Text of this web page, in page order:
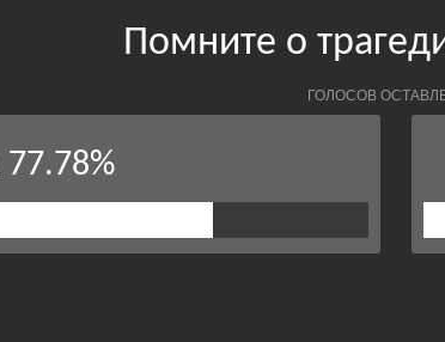
Помните о
ГОЛОСОВ
77.78%